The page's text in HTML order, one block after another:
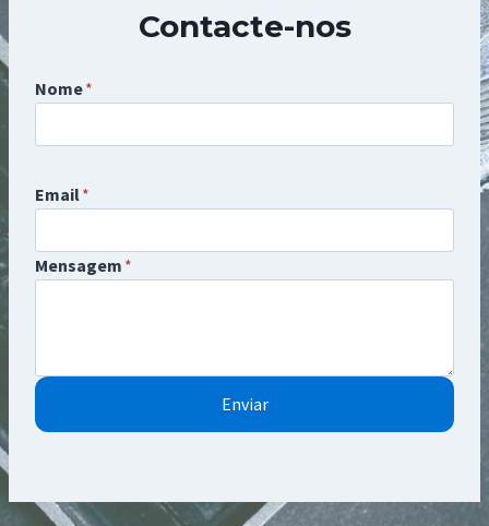
Contacte-nos
Nome*
Email*
Mensagem *
Enviar